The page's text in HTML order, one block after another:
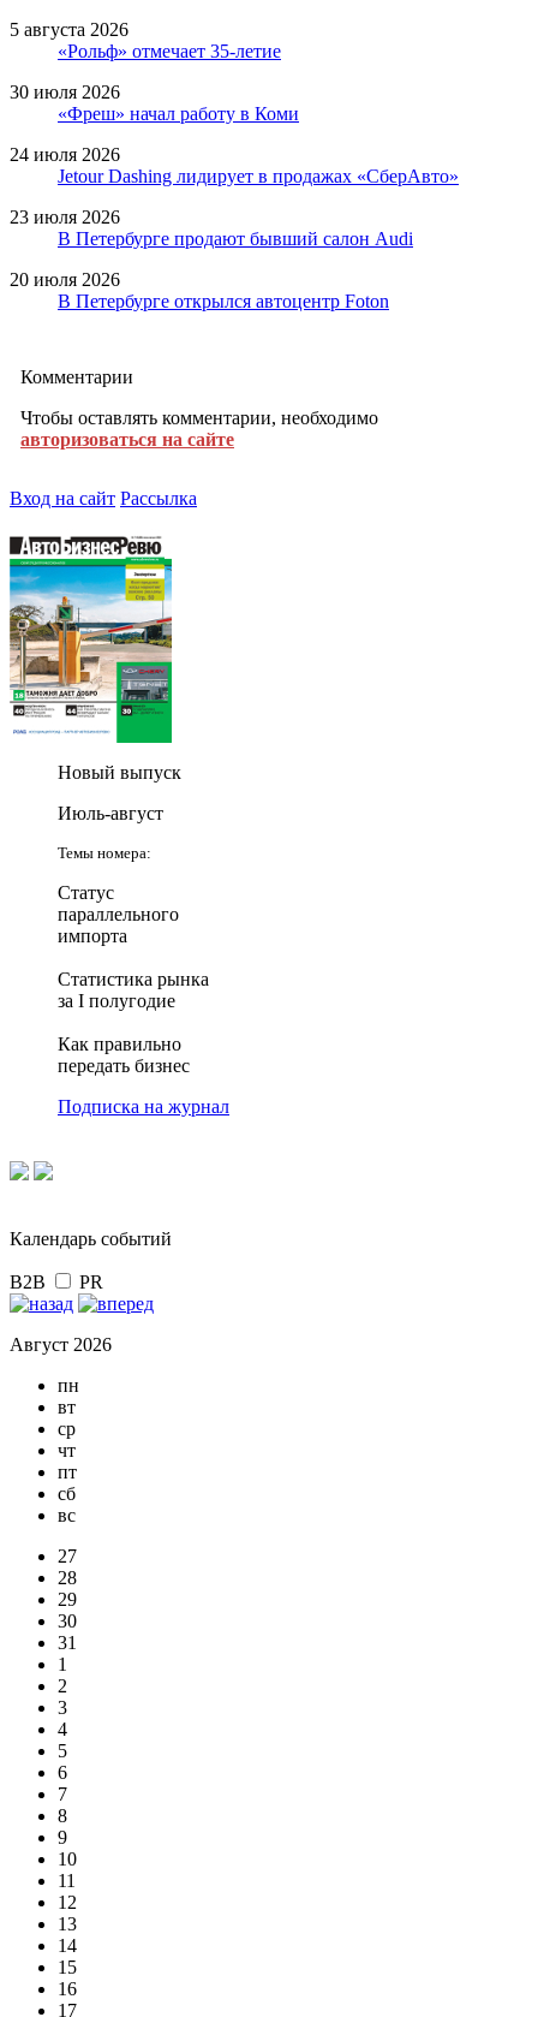
5 августа 2026
«Рольф» отмечает 35-летие
30 июля 2026
«Фреш» начал работу в Коми
24 июля 2026
Jetour Dashing лидирует в продажах «СберАвто»
23 июля 2026
В Петербурге продают бывший салон Audi
20 июля 2026
В Петербурге открылся автоцентр Foton
Комментарии
Чтобы оставлять комментарии, необходимо
авторизоваться на сайте
Вход на сайт Рассылка
Новый выпуск
Июль-август
Темы номера:
Статус
параллельного
импорта
Статистика рынка
за I полугодие
Как правильно
передать бизнес
Подписка на журнал
Календарь событий
B2B PR
Август 2026
пн
вт
ср
чт
пт
сб
вс
27
28
29
30
31
1
2
3
4
5
6
7
8
9
10
11
12
13
14
15
16
17